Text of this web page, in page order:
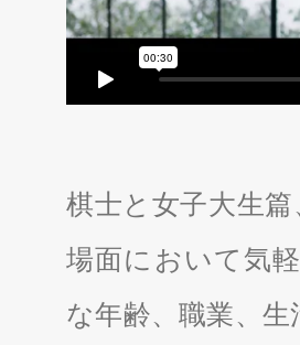
棋士と女子大生
場面において気
な年齢、職業、